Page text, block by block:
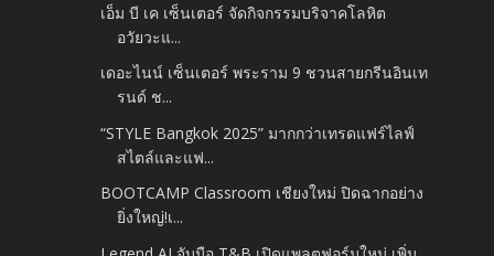
เอ็ม บี เค เซ็นเตอร์ จัดกิจกรรมบริจาคโลหิต
อวัยวะแ...
เดอะไนน์ เซ็นเตอร์ พระราม 9 ชวนสายกรีนอินเท
รนด์ ช...
“STYLE Bangkok 2025” มากกว่าเทรดแฟร์ไลฟ์
สไตล์และแฟ...
BOOTCAMP Classroom เชียงใหม่ ปิดฉากอย่าง
ยิ่งใหญ่!เ...